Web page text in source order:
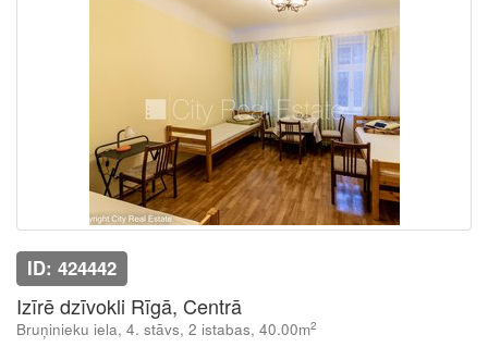
ID: 424442
Izīrē dzīvokli Rīgā, Centrā
Bruņinieku iela, 4. stāvs, 2 istabas, 40.00m2